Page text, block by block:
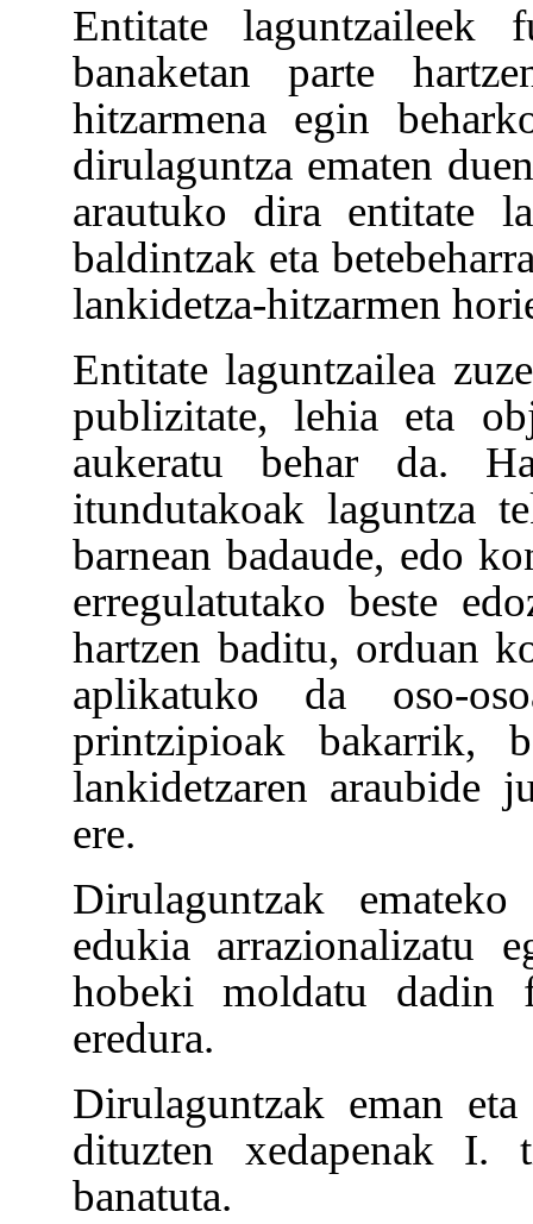
Entitate laguntzaileek
banaketan parte
hitzarmena egin
dirulaguntza ematen
arautuko dira entitate
baldintzak eta
lankidetza-hitzarmen
Entitate laguntzailea
publizitate, lehia eta
aukeratu behar da.
itundutakoak laguntza
barnean badaude, edo
erregulatutako beste
hartzen baditu, orduan
aplikatuko da oso-
printzipioak bakarrik,
lankidetzaren araubide
ere.
Dirulaguntzak
edukia arrazionalizatu
hobeki moldatu dadin
eredura.
Dirulaguntzak eman
dituzten xedapenak I.
banatuta.